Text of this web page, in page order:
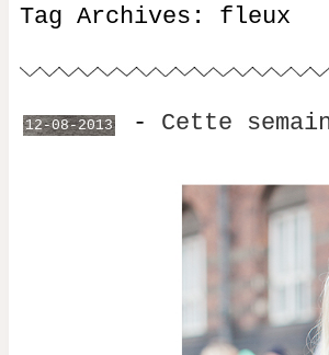
Tag Archives: fleux
12-08-2013 - Cette